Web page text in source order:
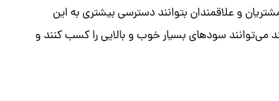
و علاقمندان بتوانند دسترسی بیشتری به این
می‌توانند سودهای بسیار خوب و بالایی را کسب کنند و